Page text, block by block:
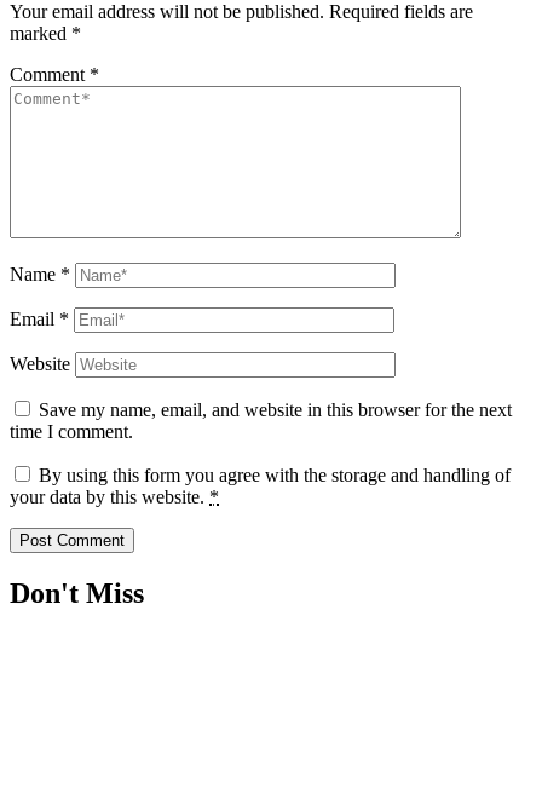
Your email address will not be published. Required fields are
marked *
Comment *
Name *
Email *
Website
Save my name, email, and website in this browser for the next
time I comment.
By using this form you agree with the storage and handling of
your data by this website. *
Don't Miss